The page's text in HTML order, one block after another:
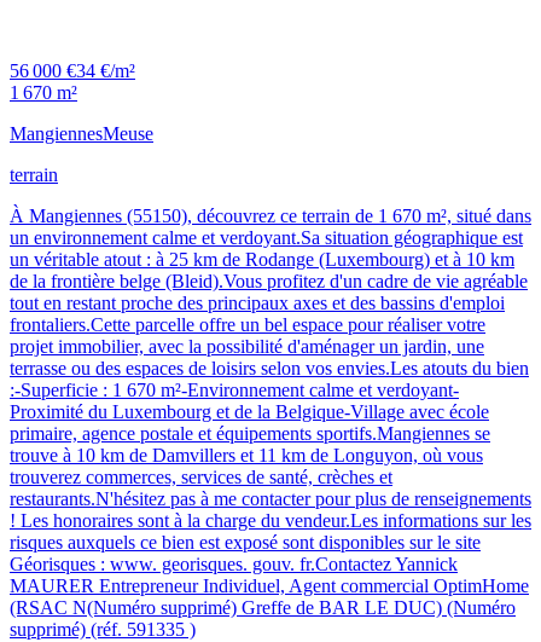
56 000 €34 €/m²
1 670 m²
MangiennesMeuse
terrain
À Mangiennes (55150), découvrez ce terrain de 1 670 m², situé dans
un environnement calme et verdoyant.Sa situation géographique est
un véritable atout : à 25 km de Rodange (Luxembourg) et à 10 km
de la frontière belge (Bleid).Vous profitez d'un cadre de vie agréable
tout en restant proche des principaux axes et des bassins d'emploi
frontaliers.Cette parcelle offre un bel espace pour réaliser votre
projet immobilier, avec la possibilité d'aménager un jardin, une
terrasse ou des espaces de loisirs selon vos envies.Les atouts du bien
:-Superficie : 1 670 m²-Environnement calme et verdoyant-
Proximité du Luxembourg et de la Belgique-Village avec école
primaire, agence postale et équipements sportifs.Mangiennes se
trouve à 10 km de Damvillers et 11 km de Longuyon, où vous
trouverez commerces, services de santé, crèches et
restaurants.N'hésitez pas à me contacter pour plus de renseignements
! Les honoraires sont à la charge du vendeur.Les informations sur les
risques auxquels ce bien est exposé sont disponibles sur le site
Géorisques : www. georisques. gouv. fr.Contactez Yannick
MAURER Entrepreneur Individuel, Agent commercial OptimHome
(RSAC N(Numéro supprimé) Greffe de BAR LE DUC) (Numéro
supprimé) (réf. 591335 )